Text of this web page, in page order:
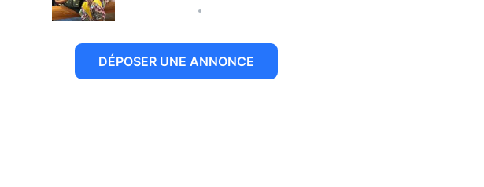
DÉPOSER UNE ANNONCE